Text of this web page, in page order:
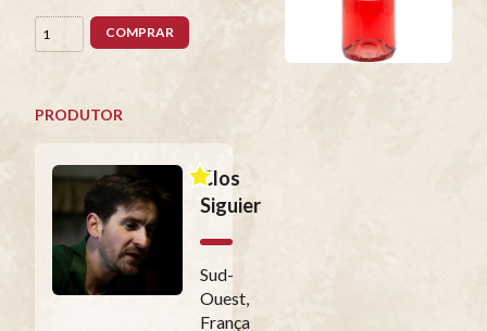
COMPRAR
PRODUTOR
Clos
Siguier
Sud-
Ouest,
França